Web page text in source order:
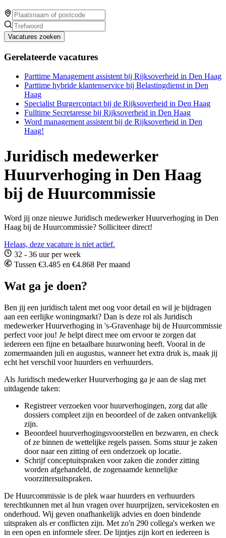
Vacatures zoeken
Gerelateerde vacatures
Parttime Management assistent bij Rijksoverheid in Den Haag
Parttime hybride klantenservice bij Belastingdienst in Den
Haag
Specialist Burgercontact bij de Rijksoverheid in Den Haag
Fulltime Secretaresse bij Rijksoverheid in Den Haag
Word management assistent bij de Rijksoverheid in Den
Haag!
Juridisch medewerker
Huurverhoging in Den Haag
bij de Huurcommissie
Word jij onze nieuwe Juridisch medewerker Huurverhoging in Den
Haag bij de Huurcommissie? Solliciteer direct!
Helaas, deze vacature is niet actief.
32 - 36 uur per week
Tussen €3.485 en €4.868 Per maand
Wat ga je doen?
Ben jij een juridisch talent met oog voor detail en wil je bijdragen
aan een eerlijke woningmarkt? Dan is deze rol als Juridisch
medewerker Huurverhoging in 's-Gravenhage bij de Huurcommissie
perfect voor jou! Je helpt direct mee om ervoor te zorgen dat
iedereen een fijne en betaalbare huurwoning heeft. Vooral in de
zomermaanden juli en augustus, wanneer het extra druk is, maak jij
echt het verschil voor huurders en verhuurders.
Als Juridisch medewerker Huurverhoging ga je aan de slag met
uitdagende taken:
Registreer verzoeken voor huurverhogingen, zorg dat alle
dossiers compleet zijn en beoordeel of de zaken ontvankelijk
zijn.
Beoordeel huurverhogingsvoorstellen en bezwaren, en check
of ze binnen de wettelijke regels passen. Soms stuur je zaken
door naar een zitting of een onderzoek op locatie.
Schrijf conceptuitspraken voor zaken die zonder zitting
worden afgehandeld, de zogenaamde kennelijke
voorzittersuitspraken.
De Huurcommissie is de plek waar huurders en verhuurders
terechtkunnen met al hun vragen over huurprijzen, servicekosten en
onderhoud. Wij geven onafhankelijk advies en doen bindende
uitspraken als er conflicten zijn. Met zo'n 290 collega's werken we
in een open en informele sfeer. De lijntjes zijn kort en iedereen is